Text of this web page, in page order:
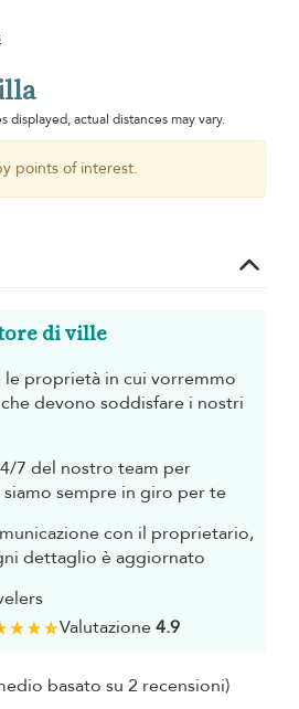
displayed, actual distances may vary.
points of interest.
di ville
le proprietà in cui vorremmo
devono soddisfare i nostri
7 del nostro team per
siamo sempre in giro per te
con il proprietario,
dettaglio è aggiornato
Valutazione4.9
basato su 2 recensioni)